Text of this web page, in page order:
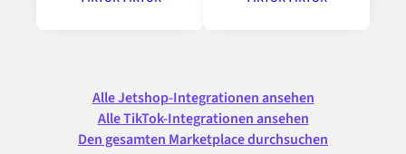
Alle Jetshop-Integrationen ansehen
Alle TikTok-Integrationen ansehen
Den gesamten Marketplace durchsuchen